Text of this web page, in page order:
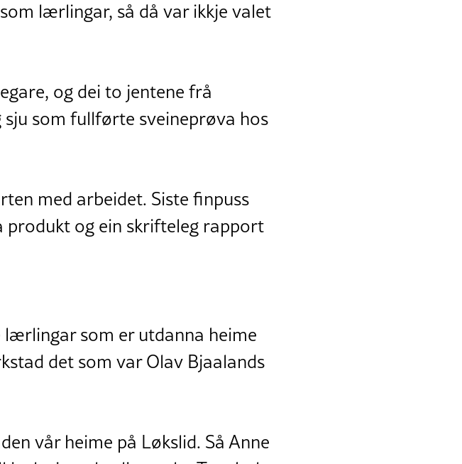
lærlingar, så då var ikkje valet
og dei to jentene frå
som fullførte sveineprøva hos
med arbeidet. Siste finpuss
og ein skrifteleg rapport
lærlingar som er utdanna heime
det som var Olav Bjaalands
vår heime på Løkslid. Så Anne